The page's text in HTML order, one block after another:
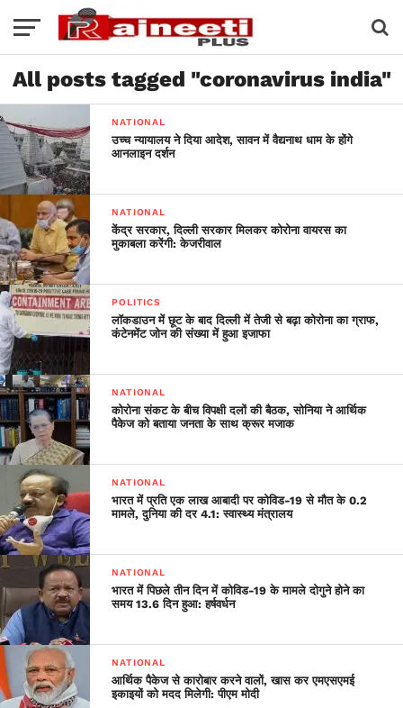
All posts tagged "coronavirus india"
NATIONAL
उच्च न्यायालय ने दिया आदेश, सावन में वैद्यनाथ धाम के होंगे
आनलाइन दर्शन
NATIONAL
केंद्र सरकार, दिल्ली सरकार मिलकर कोरोना वायरस का
मुकाबला करेंगी: केजरीवाल
POLITICS
लॉकडाउन में छूट के बाद दिल्ली में तेजी से बढ़ा कोरोना का ग्राफ,
कंटेनमेंट जोन की संख्या में हुआ इजाफा
NATIONAL
कोरोना संकट के बीच विपक्षी दलों की बैठक, सोनिया ने आर्थिक
पैकेज को बताया जनता के साथ क्रूर मजाक
NATIONAL
भारत में प्रति एक लाख आबादी पर कोविड-19 से मौत के 0.2
मामले, दुनिया की दर 4.1: स्वास्थ्य मंत्रालय
NATIONAL
भारत में पिछले तीन दिन में कोविड-19 के मामले दोगुने होने का
समय 13.6 दिन हुआ: हर्षवर्धन
NATIONAL
आर्थिक पैकेज से कारोबार करने वालों, खास कर एमएसएमई
इकाइयों को मदद मिलेगी: पीएम मोदी